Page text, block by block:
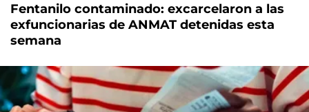
Fentanilo contaminado: excarcelaron a las
exfuncionarias de ANMAT detenidas esta
semana